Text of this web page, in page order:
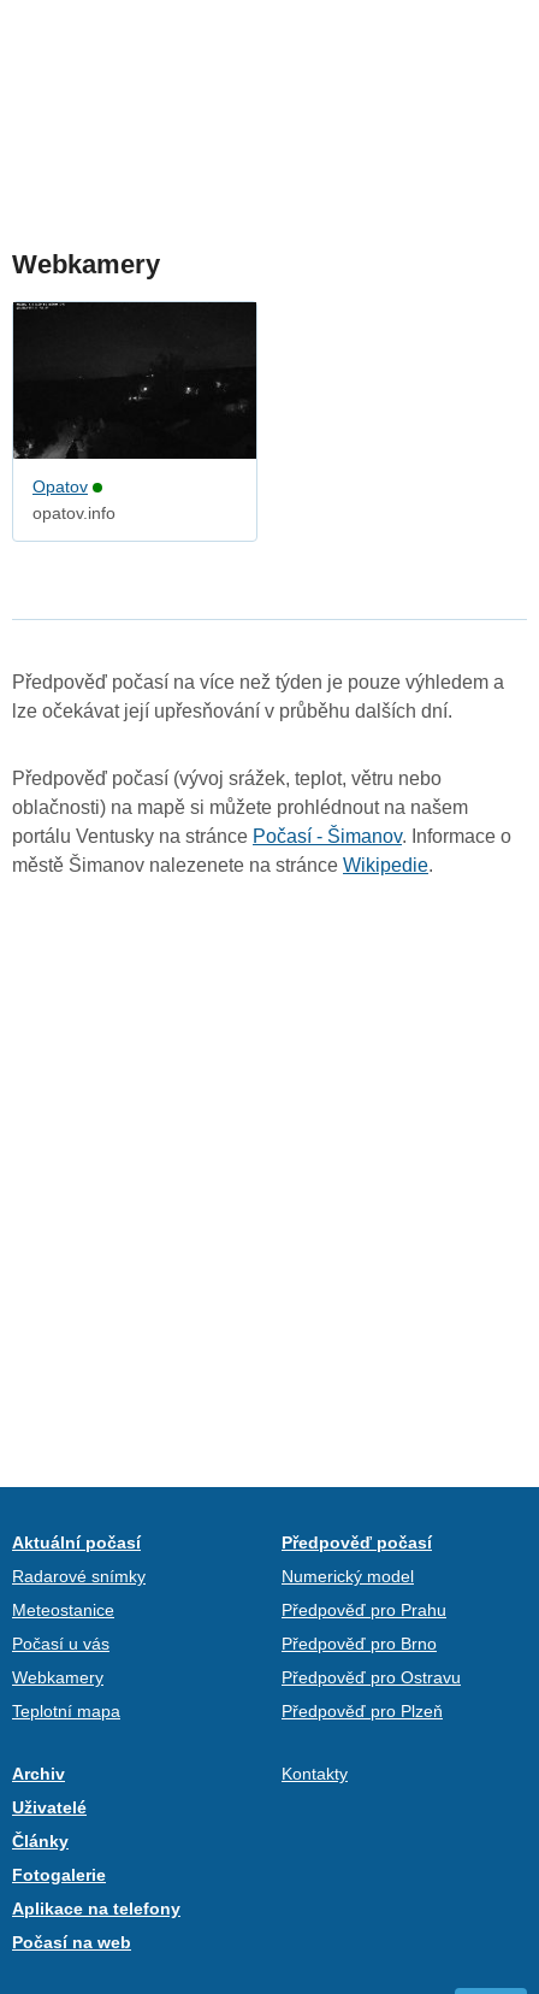
Webkamery
Opatov
opatov.info
Předpověď počasí na více než týden je pouze výhledem a
lze očekávat její upřesňování v průběhu dalších dní.
Předpověď počasí (vývoj srážek, teplot, větru nebo
oblačnosti) na mapě si můžete prohlédnout na našem
portálu Ventusky na stránce Počasí - Šimanov. Informace o
městě Šimanov nalezenete na stránce Wikipedie.
Aktuální počasí
Radarové snímky
Meteostanice
Počasí u vás
Webkamery
Teplotní mapa
Předpověď počasí
Numerický model
Předpověď pro Prahu
Předpověď pro Brno
Předpověď pro Ostravu
Předpověď pro Plzeň
Archiv
Uživatelé
Články
Fotogalerie
Aplikace na telefony
Počasí na web
Kontakty